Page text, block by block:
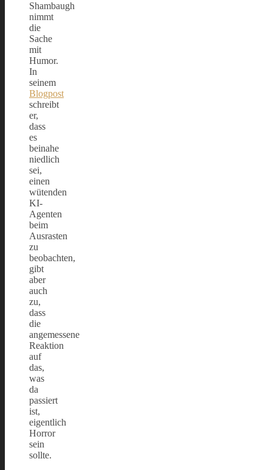
Shambaugh
nimmt
die
Sache
mit
Humor.
In
seinem
Blogpost
schreibt
er,
dass
es
beinahe
niedlich
sei,
einen
wütenden
KI-
Agenten
beim
Ausrasten
zu
beobachten,
gibt
aber
auch
zu,
dass
die
angemessene
Reaktion
auf
das,
was
da
passiert
ist,
eigentlich
Horror
sein
sollte.